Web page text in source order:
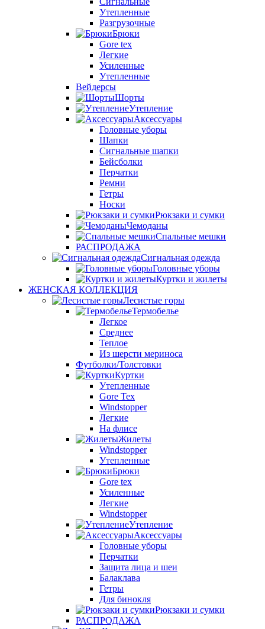
Утепленные
Разгрузочные
Брюки
Gore tex
Легкие
Усиленные
Утепленные
Вейдерсы
Шорты
Утепление
Аксессуары
Головные уборы
Шапки
Сигнальные шапки
Бейсболки
Перчатки
Ремни
Гетры
Носки
Рюкзаки и сумки
Чемоданы
Спальные мешки
РАСПРОДАЖА
Сигнальная одежда
Головные уборы
Куртки и жилеты
ЖЕНСКАЯ КОЛЛЕКЦИЯ
Лесистые горы
Термобелье
Легкое
Среднее
Теплое
Из шерсти мериноса
Футболки/Толстовки
Куртки
Утепленные
Gore Tex
Windstopper
Легкие
На флисе
Жилеты
Windstopper
Утепленные
Брюки
Gore tex
Усиленные
Легкие
Windstopper
Утепление
Аксессуары
Головные уборы
Перчатки
Защита лица и шеи
Балаклава
Гетры
Для бинокля
Рюкзаки и сумки
РАСПРОДАЖА